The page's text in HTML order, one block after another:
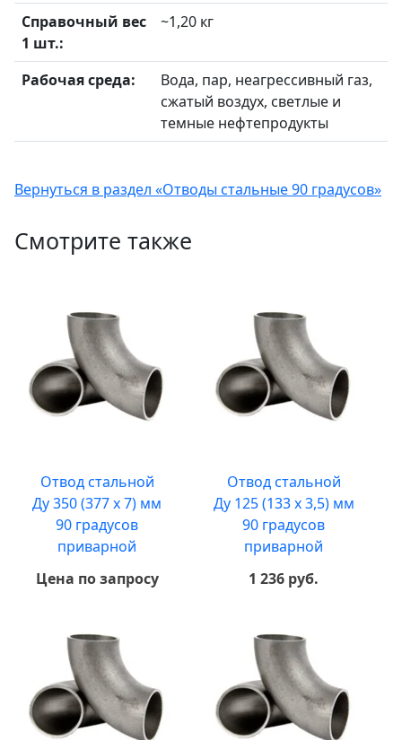
Справочный вес
1 шт.:
~1,20 кг
Рабочая среда:
Вода, пар, неагрессивный газ,
сжатый воздух, светлые и
темные нефтепродукты
Вернуться в раздел «Отводы стальные 90 градусов»
Смотрите также
Отвод стальной
Ду 350 (377 х 7) мм
90 градусов
приварной
Цена по запросу
Отвод стальной
Ду 125 (133 х 3,5) мм
90 градусов
приварной
1 236 руб.